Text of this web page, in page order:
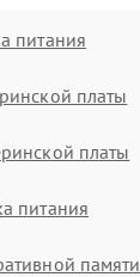
питания
платы
платы
питания
памяти